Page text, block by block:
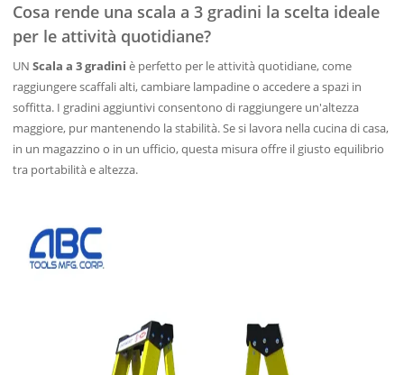
Cosa rende una scala a 3 gradini la scelta ideale
per le attività quotidiane?
UNScala a 3 gradini è perfetto per le attività quotidiane, come
raggiungere scaffali alti, cambiare lampadine o accedere a spazi in
soffitta. I gradini aggiuntivi consentono di raggiungere un'altezza
maggiore, pur mantenendo la stabilità. Se si lavora nella cucina di casa,
in un magazzino o in un ufficio, questa misura offre il giusto equilibrio
tra portabilità e altezza.